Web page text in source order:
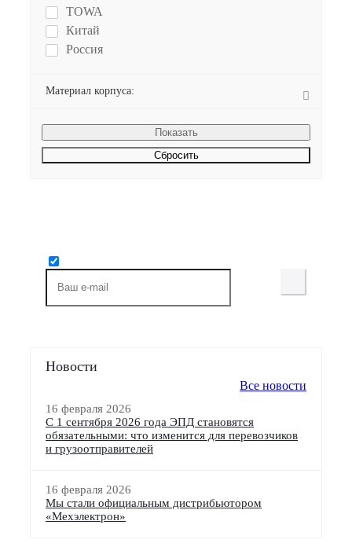
TOWA
Китай
Россия
Материал корпуса:
Сбросить
Новости
Все новости
16 февраля 2026
С 1 сентября 2026 года ЭПД становятся
обязательными: что изменится для перевозчиков
и грузоотправителей
16 февраля 2026
Мы стали официальным дистрибьютором
«Мехэлектрон»